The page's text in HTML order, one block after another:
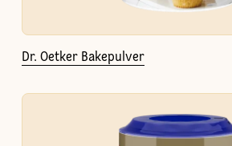
Dr. Oetker Bakepulver